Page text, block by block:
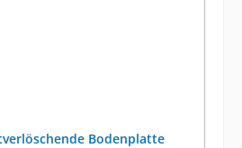
Bodenplatte